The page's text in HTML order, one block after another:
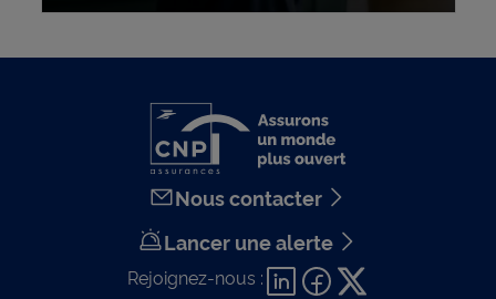
Nous contacter
Lancer une alerte
Rejoignez-nous :